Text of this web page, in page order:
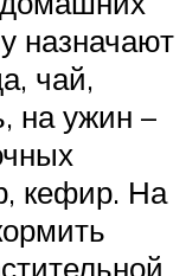
назначают
чай,
на ужин –
кефир. На